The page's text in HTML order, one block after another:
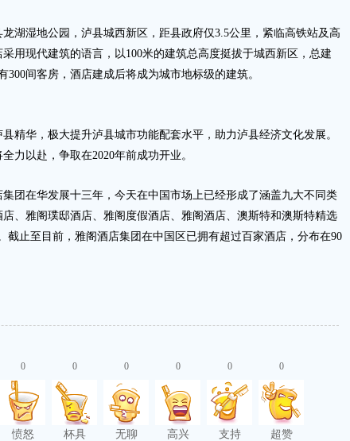
湿地公园，泸县城西新区，距县政府仅3.5公里，紧临高铁站及高
用现代建筑的语言，以100米的建筑总高度挺拔于城西新区，总建
300间客房，酒店建成后将成为城市地标级的建筑。
华，极大提升泸县城市功能配套水平，助力泸县经济文化发展。
力以赴，争取在2020年前成功开业。
在华发展十三年，今天在中国市场上已经形成了涵盖九大不同类
、雅阁璞邸酒店、雅阁度假酒店、雅阁酒店、澳斯特和澳斯特精选
截止至目前，雅阁酒店集团在中国区已拥有超过百家酒店，分布在90
0
愤怒
0
杯具
0
无聊
0
高兴
0
支持
0
超赞